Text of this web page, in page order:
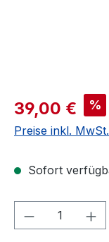
39,00 € %
Preise inkl.
Sofort
Produkt